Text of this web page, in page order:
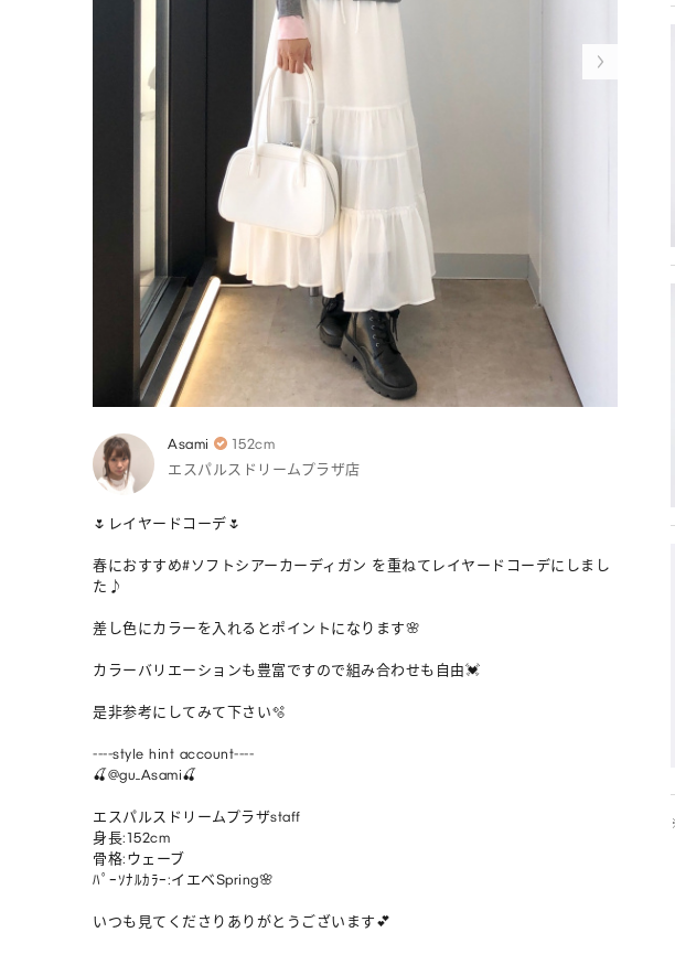
Asami
152cm
エスパルスドリームプラザ店
🌷レイヤードコーデ🌷
春におすすめ#ソフトシアーカーディガン を重ねてレイヤードコーデにしまし
た♪
差し色にカラーを入れるとポイントになります🌸
カラーバリエーションも豊富ですので組み合わせも自由💓
是非参考にしてみて下さい🫧
----style hint account----
🍒@gu_Asami🍒
エスパルスドリームプラザstaff
身長:152cm
骨格:ウェーブ
ﾊﾟｰｿﾅﾙｶﾗｰ:イエベSpring🌸
いつも見てくださりありがとうございます💕